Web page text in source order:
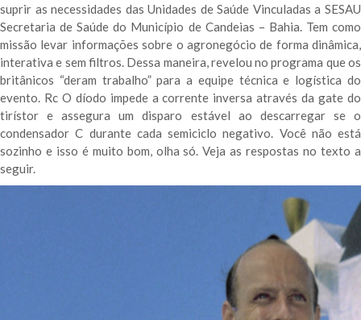
suprir as necessidades das Unidades de Saúde Vinculadas a SESAU
Secretaria de Saúde do Município de Candeias – Bahia. Tem como
missão levar informações sobre o agronegócio de forma dinâmica,
interativa e sem filtros. Dessa maneira, revelou no programa que os
britânicos “deram trabalho” para a equipe técnica e logística do
evento. Rc O díodo impede a corrente inversa através da gate do
tirístor e assegura um disparo estável ao descarregar se o
condensador C durante cada semiciclo negativo. Você não está
sozinho e isso é muito bom, olha só. Veja as respostas no texto a
seguir.